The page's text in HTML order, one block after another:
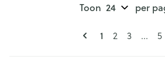
Pagina's
U lees
1 Pagina
2 Pagina
3 ... 5
Toon per